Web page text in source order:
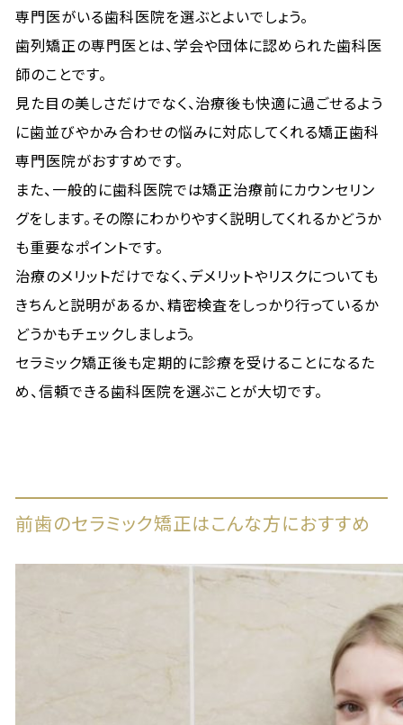
専門医がいる歯科医院を選ぶとよいでしょう。
歯列矯正の専門医とは、学会や団体に認められた歯科医
師のことです。
見た目の美しさだけでなく、治療後も快適に過ごせるよう
に歯並びやかみ合わせの悩みに対応してくれる矯正歯科
専門医院がおすすめです。
また、一般的に歯科医院では矯正治療前にカウンセリン
グをします。その際にわかりやすく説明してくれるかどうか
も重要なポイントです。
治療のメリットだけでなく、デメリットやリスクについても
きちんと説明があるか、精密検査をしっかり行っているか
どうかもチェックしましょう。
セラミック矯正後も定期的に診療を受けることになるた
め、信頼できる歯科医院を選ぶことが大切です。
前歯のセラミック矯正はこんな方におすすめ